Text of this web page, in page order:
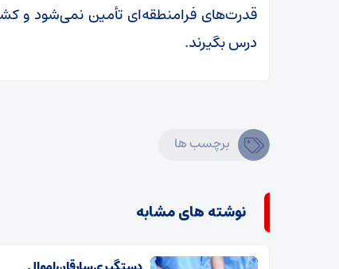
قدرت‌های فرامنطقه‌ای تأمین نمی‌شود و
درس بگیرند.
برچسب ها
نوشته های مشابه